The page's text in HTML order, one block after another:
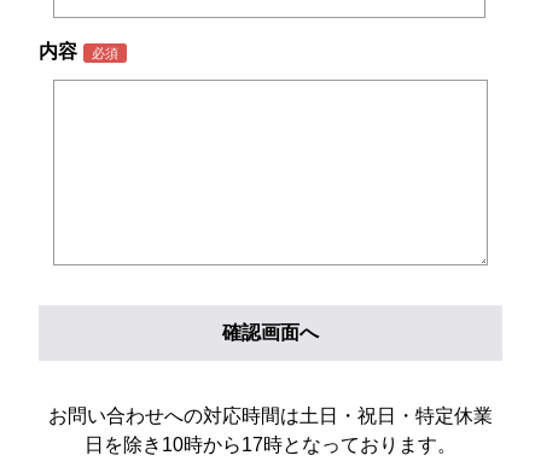
内容
お問い合わせへの対応時間は土日・祝日・特定休業
日を除き10時から17時となっております。